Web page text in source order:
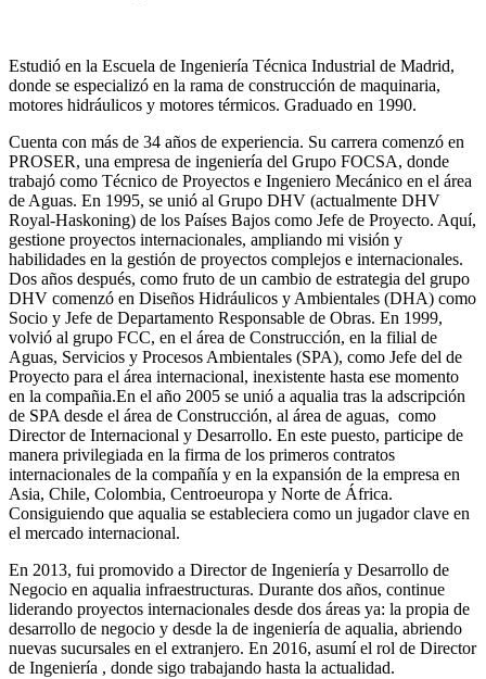
Estudió en la Escuela de Ingeniería Técnica Industrial de Madrid,
donde se especializó en la rama de construcción de maquinaria,
motores hidráulicos y motores térmicos. Graduado en 1990.
Cuenta con más de 34 años de experiencia. Su carrera comenzó en
PROSER, una empresa de ingeniería del Grupo FOCSA, donde
trabajó como Técnico de Proyectos e Ingeniero Mecánico en el área
de Aguas. En 1995, se unió al Grupo DHV (actualmente DHV
Royal-Haskoning) de los Países Bajos como Jefe de Proyecto. Aquí,
gestione proyectos internacionales, ampliando mi visión y
habilidades en la gestión de proyectos complejos e internacionales.
Dos años después, como fruto de un cambio de estrategia del grupo
DHV comenzó en Diseños Hidráulicos y Ambientales (DHA) como
Socio y Jefe de Departamento Responsable de Obras. En 1999,
volvió al grupo FCC, en el área de Construcción, en la filial de
Aguas, Servicios y Procesos Ambientales (SPA), como Jefe del de
Proyecto para el área internacional, inexistente hasta ese momento
en la compañia.En el año 2005 se unió a aqualia tras la adscripción
de SPA desde el área de Construcción, al área de aguas, como
Director de Internacional y Desarrollo. En este puesto, participe de
manera privilegiada en la firma de los primeros contratos
internacionales de la compañía y en la expansión de la empresa en
Asia, Chile, Colombia, Centroeuropa y Norte de África.
Consiguiendo que aqualia se estableciera como un jugador clave en
el mercado internacional.
En 2013, fui promovido a Director de Ingeniería y Desarrollo de
Negocio en aqualia infraestructuras. Durante dos años, continue
liderando proyectos internacionales desde dos áreas ya: la propia de
desarrollo de negocio y desde la de ingeniería de aqualia, abriendo
nuevas sucursales en el extranjero. En 2016, asumí el rol de Director
de Ingeniería , donde sigo trabajando hasta la actualidad.